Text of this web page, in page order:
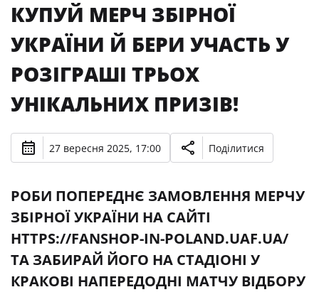
КУПУЙ МЕРЧ ЗБІРНОЇ
УКРАЇНИ Й БЕРИ УЧАСТЬ У
РОЗІГРАШІ ТРЬОХ
УНІКАЛЬНИХ ПРИЗІВ!
27 вересня 2025, 17:00 Поділитися
РОБИ ПОПЕРЕДНЄ ЗАМОВЛЕННЯ МЕРЧУ
ЗБІРНОЇ УКРАЇНИ НА САЙТІ
HTTPS://FANSHOP-IN-POLAND.UAF.UA/
ТА ЗАБИРАЙ ЙОГО НА СТАДІОНІ У
КРАКОВІ НАПЕРЕДОДНІ МАТЧУ ВІДБОРУ